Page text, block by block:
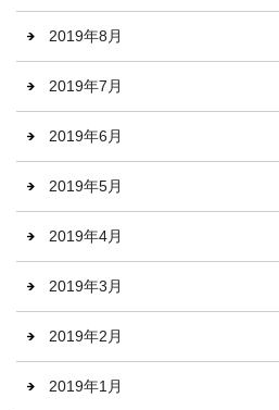
2019年8月
2019年7月
2019年6月
2019年5月
2019年4月
2019年3月
2019年2月
2019年1月